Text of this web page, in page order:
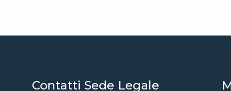
Contatti Sede Legale